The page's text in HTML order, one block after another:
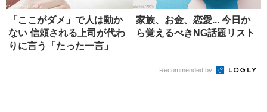
「ここがダメ」で人は動か
ない 信頼される上司が代わ
りに言う「たった一言」
家族、お金、恋愛... 今日か
ら覚えるべきNG話題リスト
Recommended by